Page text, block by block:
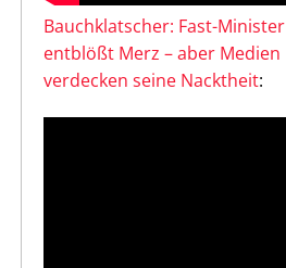
Bauchklatscher: Fast-Minister
entblößt Merz – aber Medien
verdecken seine Nacktheit: